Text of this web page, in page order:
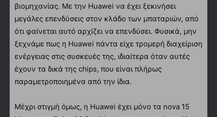
βιομηχανίας. Με την Huawei να έχει ξεκινήσει
μεγάλες επενδύσεις στον κλάδο των μπαταριών, από
ότι φαίνεται αυτό αρχίζει να επενδύσει. Φυσικά, μην
ξεχνάμε πως η Huawei πάντα είχε τρομερή διαχείριση
ενέργειας στις συσκευές της, ιδιαίτερα όταν αυτές
έχουν τα δικά της chips, που είναι πλήρως
παραμετροποιημένα από την ίδια.
Μέχρι στιγμή όμως, η Huawei έχει μόνο τα nova 15